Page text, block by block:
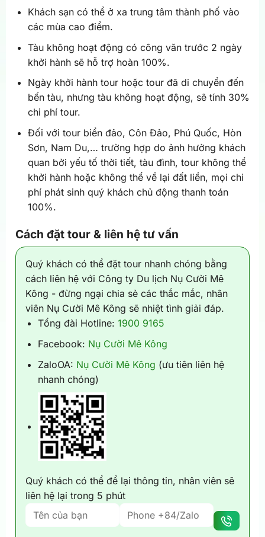
Khách sạn có thể ở xa trung tâm thành phố vào
các mùa cao điểm.
Tàu không hoạt động có công văn trước 2 ngày
khởi hành sẽ hỗ trợ hoàn 100%.
Ngày khởi hành tour hoặc tour đã di chuyển đến
bến tàu, nhưng tàu không hoạt động, sẽ tính 30%
chi phí tour.
Đối với tour biển đảo, Côn Đảo, Phú Quốc, Hòn
Sơn, Nam Du,… trường hợp do ảnh hưởng khách
quan bởi yếu tố thời tiết, tàu đình, tour không thể
khởi hành hoặc không thể về lại đất liền, mọi chi
phí phát sinh quý khách chủ động thanh toán
100%.
Cách đặt tour & liên hệ tư vấn
Quý khách có thể đặt tour nhanh chóng bằng
cách liên hệ với Công ty Du lịch Nụ Cười Mê
Kông - đừng ngại chia sẻ các thắc mắc, nhân
viên Nụ Cười Mê Kông sẽ nhiệt tình giải đáp.
Tổng đài Hotline: 1900 9165
Facebook: Nụ Cười Mê Kông
ZaloOA: Nụ Cười Mê Kông (ưu tiên liên hệ
nhanh chóng)
Quý khách có thể để lại thông tin, nhân viên sẽ
liên hệ lại trong 5 phút